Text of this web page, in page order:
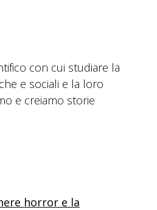
con cui studiare la
e sociali e la loro
e creiamo storie
horror e la